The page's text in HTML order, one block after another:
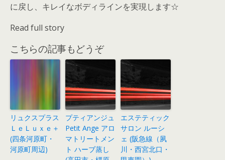
に戻し、キレイなボディラインを実現します☆
Read full story
こちらの記事もどうぞ
リュクスプラス
ＬｅＬｕｘｅ＋
(四条河原町・
河原町周辺)
プティアンジュ
Petit Ange アロ
マトリートメン
ト ハーブ蒸し
エステティック
サロン ルーシ
ェ (阪急線（夙
川・西宮北口・